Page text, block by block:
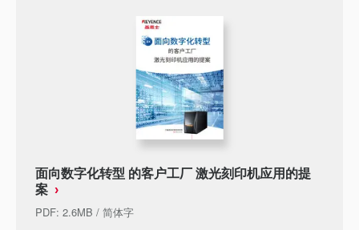
面向数字化转型 的客户工厂 激光刻印机应用的提
案
PDF: 2.6MB / 简体字